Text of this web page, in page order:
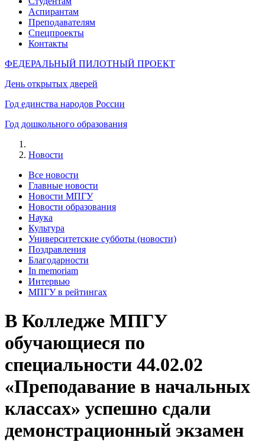
Аспирантам
Преподавателям
Спецпроекты
Контакты
ФЕДЕРАЛЬНЫЙ ПИЛОТНЫЙ ПРОЕКТ
День открытых дверей
Год единства народов России
Год дошкольного образования
Новости
Все новости
Главные новости
Новости МПГУ
Новости образования
Наука
Культура
Университетские субботы (новости)
Поздравления
Благодарности
In memoriam
Интервью
МПГУ в рейтингах
В Колледже МПГУ
обучающиеся по
специальности 44.02.02
«Преподавание в начальных
классах» успешно сдали
демонстрационный экзамен